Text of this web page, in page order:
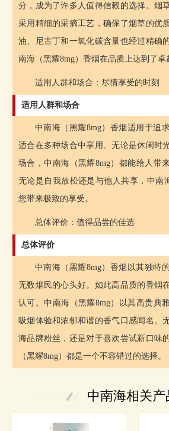
分，成为了许多人值得信赖的选择。烟
采用精细的采摘工艺，确保了烟草的优
油、尼古丁和一氧化碳含量也经过精确
南海（黑耀8mg）香烟在品质上达到了卓
适用人群和场合：尽情享受的时刻
适用人群和场合
中南海（黑耀8mg）香烟适用于追
适合在多种场合中享用。无论是休闲时
场合，中南海（黑耀8mg）都能给人带
无论是自我放松还是与他人共享，中南
您带来极致的享受。
总体评价：值得品尝的佳选
总体评价
中南海（黑耀8mg）香烟以其独特
无数烟民的心头好。如此高品质的香烟
认可。中南海（黑耀8mg）以其高贵典
吸烟体验和浓郁和谐的香气口感闻名。
海品牌粉丝，还是对于喜欢尝试新口味
（黑耀8mg）都是一个不容错过的选择。
中南海相关产